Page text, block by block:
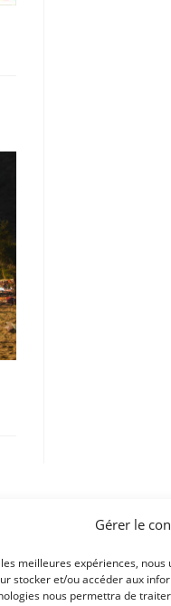
Gérer le
meilleures expériences,
stocker et/ou accéder aux
nous permettra de